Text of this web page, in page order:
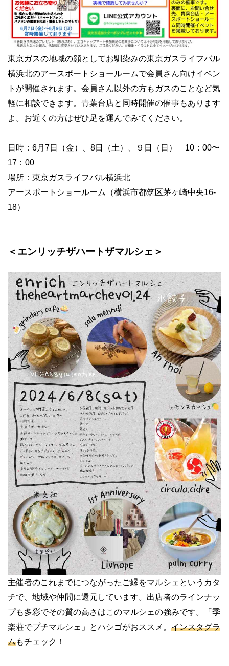
東京ガスの地域の顔としてお馴染みの東京ガスライフバル
横浜北のアースポートショールームで会員さん向けイベン
トが開催されます。会員さん以外の方もガスのことなど気
軽に相談できます。青葉台店と同時開催の催事もあります
よ。お近くの方はぜひ足を運んでみてください。
日時：6月7日（金）、8日（土）、９日（日） 10：00〜
17：00
場所：東京ガスライフバル横浜北
アースポートショールーム（横浜市都筑区茅ヶ崎中央16-
18）
＜エンリッチザハートザマルシェ＞
主催者のこれまでにつながったご縁をマルシェというカタ
チで、地域や仲間に還元しています。出店者のラインナッ
プも多彩でその質の高さはこのマルシェの強みです。「季
楽荘でプチマルシェ」とハシゴがおススメ。 インスタグラ
ムもチェック！